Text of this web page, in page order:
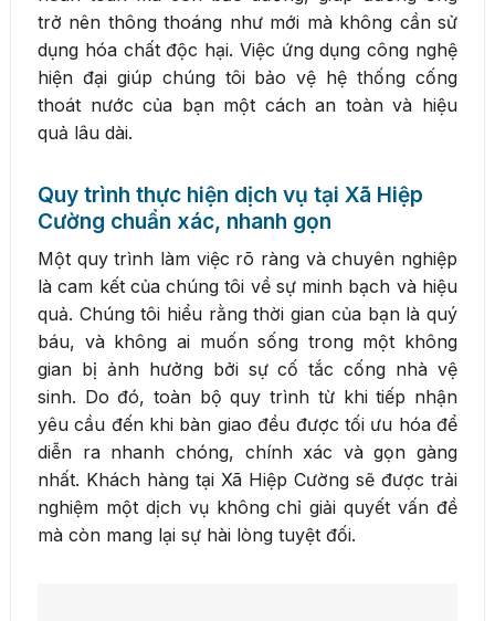
trở nên thông thoáng như mới mà không cần sử
dụng hóa chất độc hại. Việc ứng dụng công nghệ
hiện đại giúp chúng tôi bảo vệ hệ thống cống
thoát nước của bạn một cách an toàn và hiệu
quả lâu dài.
Quy trình thực hiện dịch vụ tại Xã Hiệp
Cường chuẩn xác, nhanh gọn
Một quy trình làm việc rõ ràng và chuyên nghiệp
là cam kết của chúng tôi về sự minh bạch và hiệu
quả. Chúng tôi hiểu rằng thời gian của bạn là quý
báu, và không ai muốn sống trong một không
gian bị ảnh hưởng bởi sự cố tắc cống nhà vệ
sinh. Do đó, toàn bộ quy trình từ khi tiếp nhận
yêu cầu đến khi bàn giao đều được tối ưu hóa để
diễn ra nhanh chóng, chính xác và gọn gàng
nhất. Khách hàng tại Xã Hiệp Cường sẽ được trải
nghiệm một dịch vụ không chỉ giải quyết vấn đề
mà còn mang lại sự hài lòng tuyệt đối.